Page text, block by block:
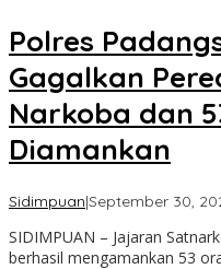
Polres
Gagalkan
Narkoba dan
Diamankan
Sidimpuan|September 30,
SIDIMPUAN – Jajaran
berhasil mengamankan 53